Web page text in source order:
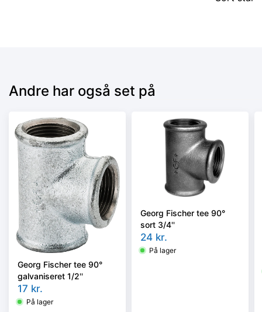
Andre har også set på
Georg Fischer tee 90°
galvaniseret 1/2''
17 kr.
På lager
Georg Fischer tee 90°
sort 3/4''
24 kr.
På lager